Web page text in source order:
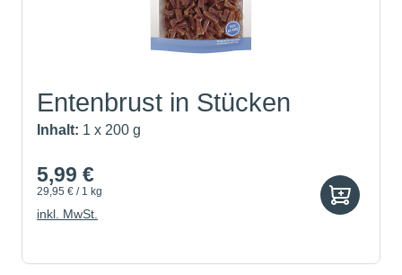
Entenbrust in Stücken
Inhalt: 1 x 200 g
5,99 €
29,95 € / 1 kg
inkl. MwSt.